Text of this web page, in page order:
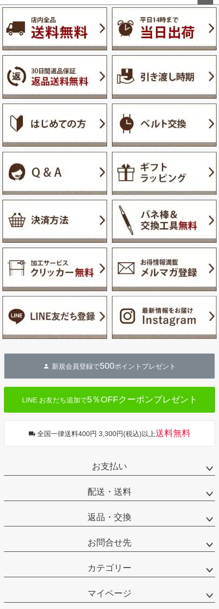
ペー
ップ
新規会員登録で500ポイントプレゼント
LINE お友だち追加で5％OFFクーポンプレゼント
全国一律送料400円 3,300円(税込)以上送料無料
お支払い
配送・送料
返品・交換
お問合せ先
カテゴリー
マイページ